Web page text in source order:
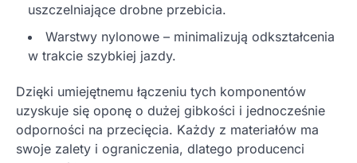
uszczelniające drobne przebicia.
Warstwy nylonowe – minimalizują odkształcenia
w trakcie szybkiej jazdy.
Dzięki umiejętnemu łączeniu tych komponentów
uzyskuje się oponę o dużej gibkości i jednocześnie
odporności na przecięcia. Każdy z materiałów ma
swoje zalety i ograniczenia, dlatego producenci